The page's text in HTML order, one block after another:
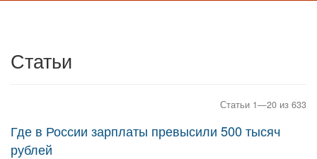
navigation
Статьи
Статьи 1—20 из 633
Где в России зарплаты превысили 500 тысяч
рублей